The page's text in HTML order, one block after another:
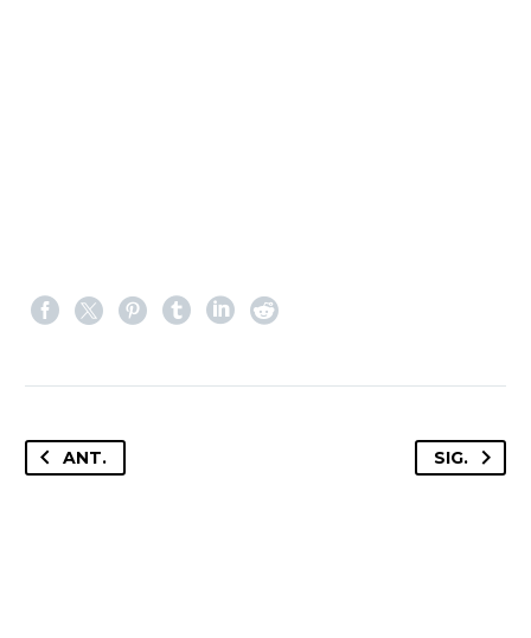
ANT. SIG.